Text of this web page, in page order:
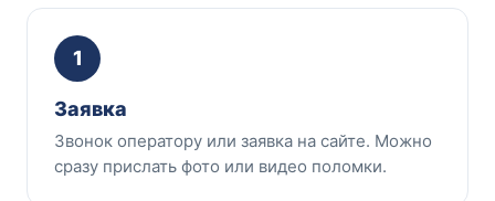
1
Заявка
Звонок оператору или заявка на сайте. Можно
сразу прислать фото или видео поломки.